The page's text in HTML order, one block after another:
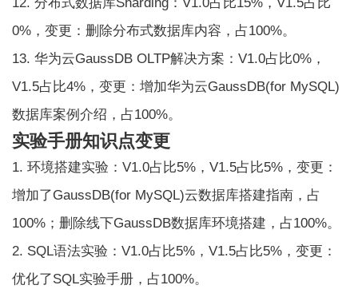
12. 分布式数据库Sharding：V1.0占比15%，V1.5占比
0%，变更：删除分布式数据库内容，占100%。
13. 华为云GaussDB OLTP解决方案：V1.0占比0%，
V1.5占比4%，变更：增加华为云GaussDB(for MySQL)
数据库案例介绍，占100%。
实验手册知识点变更
1. 环境搭建实验：V1.0占比5%，V1.5占比5%，变更：
增加了GaussDB(for MySQL)云数据库搭建指南，占
100%；删除线下GaussDB数据库环境搭建，占100%。
2. SQL语法实验：V1.0占比5%，V1.5占比5%，变更：
优化了SQL实验手册，占100%。